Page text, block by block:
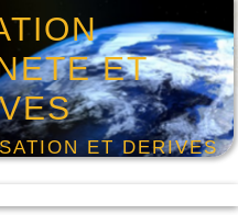
ET
ET DERIVES